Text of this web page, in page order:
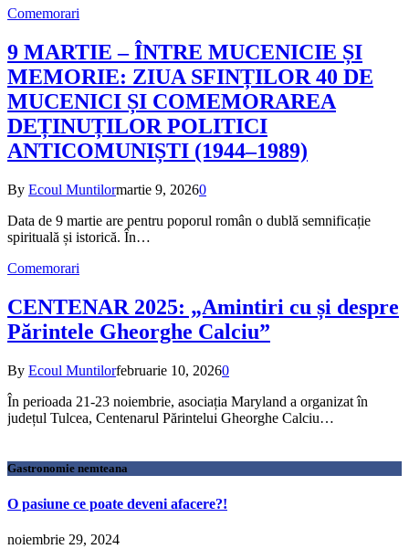
Comemorari
9 MARTIE – ÎNTRE MUCENICIE ȘI
MEMORIE: ZIUA SFINȚILOR 40 DE
MUCENICI ȘI COMEMORAREA
DEȚINUȚILOR POLITICI
ANTICOMUNIȘTI (1944–1989)
By Ecoul Muntilormartie 9, 20260
Data de 9 martie are pentru poporul român o dublă semnificație
spirituală și istorică. În…
Comemorari
CENTENAR 2025: „Amintiri cu și despre
Părintele Gheorghe Calciu”
By Ecoul Muntilorfebruarie 10, 20260
În perioada 21-23 noiembrie, asociația Maryland a organizat în
județul Tulcea, Centenarul Părintelui Gheorghe Calciu…
Gastronomie nemteana
O pasiune ce poate deveni afacere?!
noiembrie 29, 2024